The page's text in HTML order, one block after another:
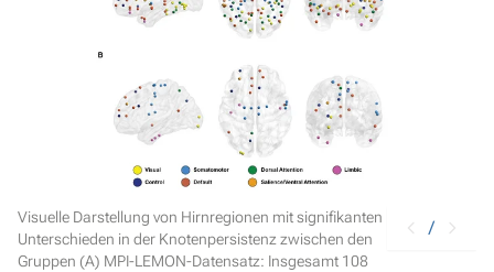
Visuelle Darstellung von Hirnregionen mit signifikanten
Unterschieden in der Knotenpersistenz zwischen den
Gruppen (A) MPI-LEMON-Datensatz: Insgesamt 108
/